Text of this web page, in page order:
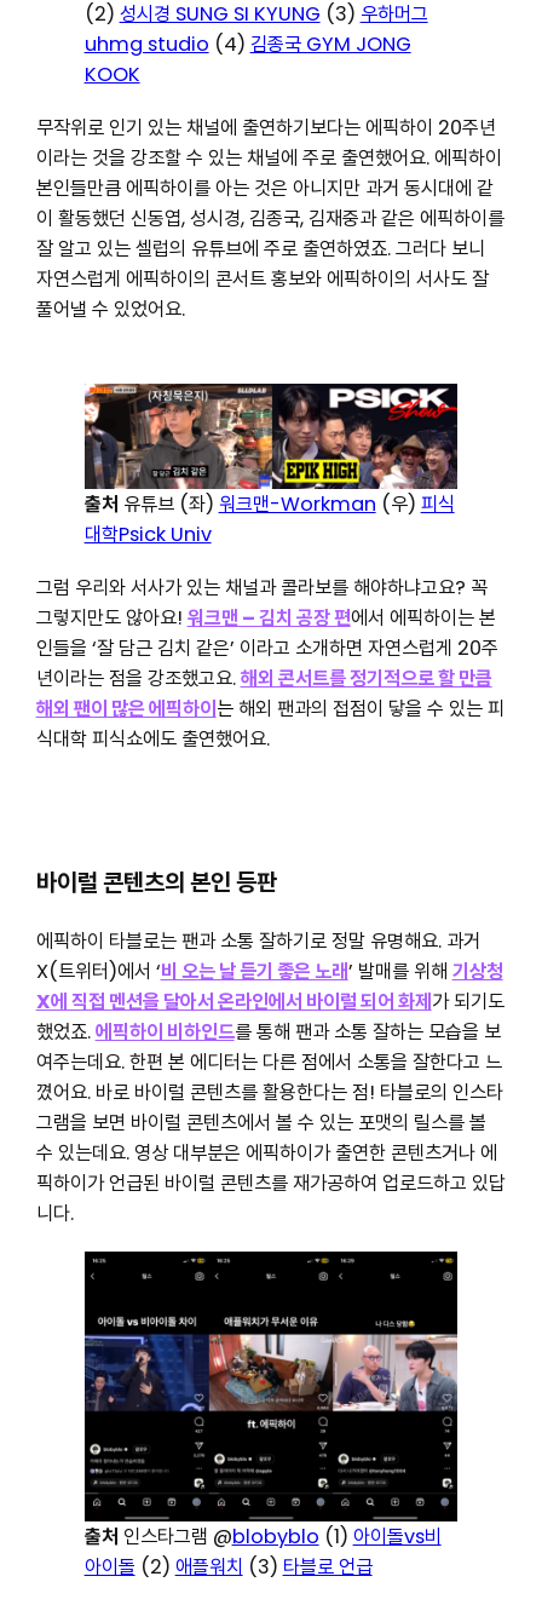
(2) 성시경 SUNG SI KYUNG (3) 우하머그
uhmg studio (4) 김종국 GYM JONG
KOOK
무작위로 인기 있는 채널에 출연하기보다는 에픽하이 20주년
이라는 것을 강조할 수 있는 채널에 주로 출연했어요. 에픽하이
본인들만큼 에픽하이를 아는 것은 아니지만 과거 동시대에 같
이 활동했던 신동엽, 성시경, 김종국, 김재중과 같은 에픽하이를
잘 알고 있는 셀럽의 유튜브에 주로 출연하였죠. 그러다 보니
자연스럽게 에픽하이의 콘서트 홍보와 에픽하이의 서사도 잘
풀어낼 수 있었어요.
출처 유튜브 (좌) 워크맨-Workman (우) 피식
대학Psick Univ
그럼 우리와 서사가 있는 채널과 콜라보를 해야하냐고요? 꼭
그렇지만도 않아요! 워크맨 – 김치 공장 편에서 에픽하이는 본
인들을 ‘잘 담근 김치 같은’ 이라고 소개하면 자연스럽게 20주
년이라는 점을 강조했고요.해외 콘서트를 정기적으로 할 만큼
해외 팬이 많은 에픽하이는해외 팬과의 접점이 닿을 수 있는 피
식대학 피식쇼에도 출연했어요.
바이럴 콘텐츠의 본인 등판
에픽하이 타블로는 팬과 소통 잘하기로 정말 유명해요. 과거
X(트위터)에서 ‘비 오는 날 듣기 좋은 노래’ 발매를 위해 기상청
X에 직접 멘션을 달아서 온라인에서 바이럴 되어 화제가 되기도
했었죠.에픽하이 비하인드를 통해 팬과 소통 잘하는 모습을 보
여주는데요. 한편 본 에디터는 다른 점에서 소통을 잘한다고 느
꼈어요. 바로 바이럴 콘텐츠를 활용한다는 점! 타블로의 인스타
그램을 보면 바이럴 콘텐츠에서 볼 수 있는 포맷의 릴스를 볼
수 있는데요. 영상 대부분은 에픽하이가 출연한 콘텐츠거나 에
픽하이가 언급된 바이럴 콘텐츠를 재가공하여 업로드하고 있답
니다.
출처 인스타그램 @blobyblo (1) 아이돌vs비
아이돌 (2) 애플워치 (3) 타블로 언급